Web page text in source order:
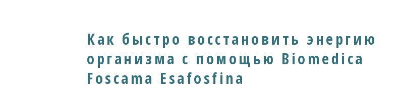
Как быстро восстановить энергию
организма с помощью Biomedica
Foscama Esafosfina